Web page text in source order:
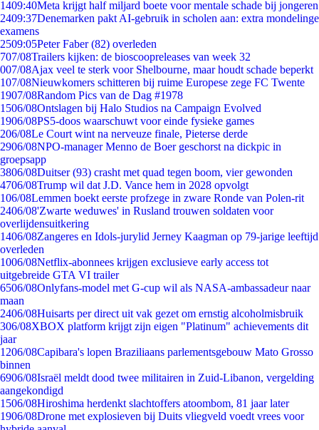
1409:40Meta krijgt half miljard boete voor mentale schade bij jongeren
2409:37Denemarken pakt AI-gebruik in scholen aan: extra mondelinge
examens
2509:05Peter Faber (82) overleden
707/08Trailers kijken: de bioscoopreleases van week 32
007/08Ajax veel te sterk voor Shelbourne, maar houdt schade beperkt
107/08Nieuwkomers schitteren bij ruime Europese zege FC Twente
1907/08Random Pics van de Dag #1978
1506/08Ontslagen bij Halo Studios na Campaign Evolved
1906/08PS5-doos waarschuwt voor einde fysieke games
206/08Le Court wint na nerveuze finale, Pieterse derde
2906/08NPO-manager Menno de Boer geschorst na dickpic in
groepsapp
3806/08Duitser (93) crasht met quad tegen boom, vier gewonden
4706/08Trump wil dat J.D. Vance hem in 2028 opvolgt
106/08Lemmen boekt eerste profzege in zware Ronde van Polen-rit
2406/08'Zwarte weduwes' in Rusland trouwen soldaten voor
overlijdensuitkering
1406/08Zangeres en Idols-jurylid Jerney Kaagman op 79-jarige leeftijd
overleden
1006/08Netflix-abonnees krijgen exclusieve early access tot
uitgebreide GTA VI trailer
6506/08Onlyfans-model met G-cup wil als NASA-ambassadeur naar
maan
2406/08Huisarts per direct uit vak gezet om ernstig alcoholmisbruik
306/08XBOX platform krijgt zijn eigen "Platinum" achievements dit
jaar
1206/08Capibara's lopen Braziliaans parlementsgebouw Mato Grosso
binnen
6906/08Israël meldt dood twee militairen in Zuid-Libanon, vergelding
aangekondigd
1506/08Hiroshima herdenkt slachtoffers atoombom, 81 jaar later
1906/08Drone met explosieven bij Duits vliegveld voedt vrees voor